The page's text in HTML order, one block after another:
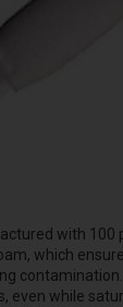
with 100
which
even while